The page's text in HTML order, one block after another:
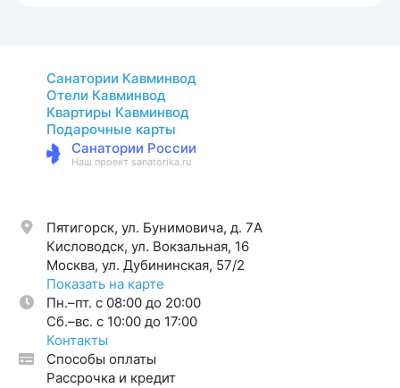
Санатории Кавминвод
Отели Кавминвод
Квартиры Кавминвод
Подарочные карты
Санатории России
Наш проект sanatorika.ru
Пятигорск, ул. Бунимовича, д. 7A
Кисловодск, ул. Вокзальная, 16
Москва, ул. Дубининская, 57/2
Показать на карте
Пн.–пт. с 08:00 до 20:00
Cб.–вс. с 10:00 до 17:00
Контакты
Способы оплаты
Рассрочка и кредит